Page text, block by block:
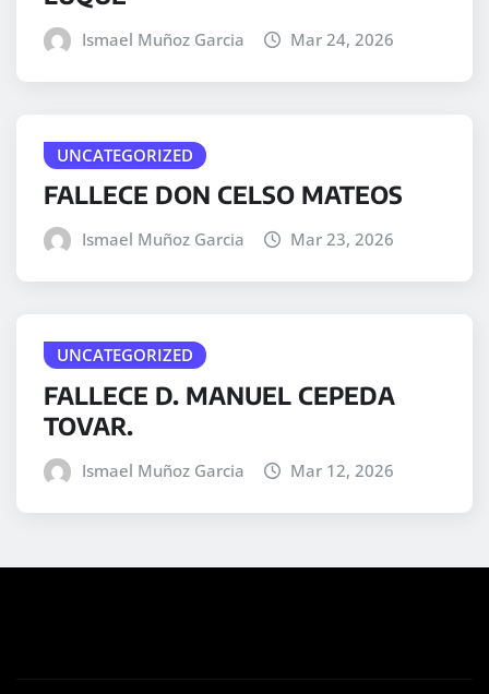
Ismael Muñoz Garcia Mar 24, 2026
UNCATEGORIZED
FALLECE DON CELSO MATEOS
Ismael Muñoz Garcia Mar 23, 2026
UNCATEGORIZED
FALLECE D. MANUEL CEPEDA
TOVAR.
Ismael Muñoz Garcia Mar 12, 2026